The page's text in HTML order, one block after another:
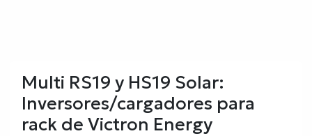
Multi RS19 y HS19 Solar:
Inversores/cargadores para
rack de Victron Energy